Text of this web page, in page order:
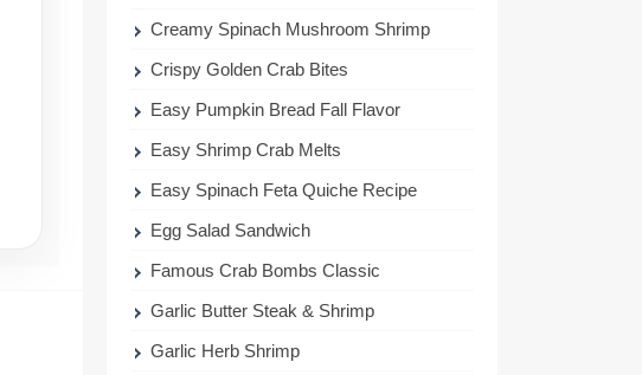
Creamy Spinach Mushroom Shrimp
Crispy Golden Crab Bites
Easy Pumpkin Bread Fall Flavor
Easy Shrimp Crab Melts
Easy Spinach Feta Quiche Recipe
Egg Salad Sandwich
Famous Crab Bombs Classic
Garlic Butter Steak & Shrimp
Garlic Herb Shrimp